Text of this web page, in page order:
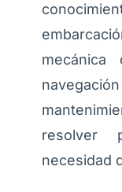
resolver
necesidad